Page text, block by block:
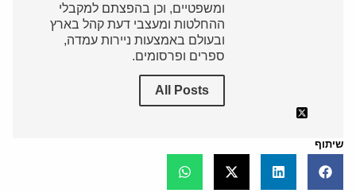
ומשפטיים, וכן בהפצתם למקבלי
ההחלטות ומעצבי דעת קהל בארץ
ובעולם באמצעות ניירות עמדה,
ספרים ופרסומים.
All Posts
שיתוף